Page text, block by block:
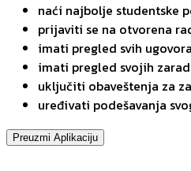
naći najbolje studentske
prijaviti se na otvorena
imati pregled svih ugovora
imati pregled svojih
uključiti obaveštenja za
uređivati podešavanja
Preuzmi Aplikaciju